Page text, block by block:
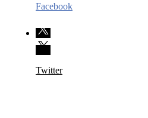
Facebook
Twitter